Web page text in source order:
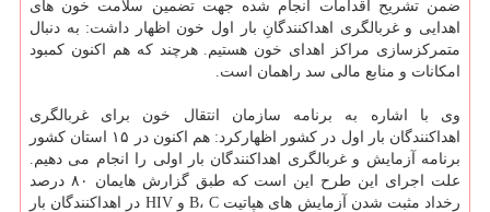
ضمن تشریح اقدامات انجام شده جهت تضمین سلامت خون های
اهدایی و غربالگری اهداكنندگانِ بار اول خون اظهار داشت: به دنبال
متمركزسازی مراكز اهدای خون هستیم. هرچند كه هم اكنون كمبود
امكانات و منابع مالی سد راهمان است.
وی با اشاره به برنامه سازمان انتقال خون برای غربالگری
اهداكنندگان بار اول در كشور اظهاركرد: هم اكنون در ۱۵ استان كشور
برنامه آزمایش و غربالگری اهداكنندگان بار اولی را انجام می دهیم.
علت اجرای این طرح این است كه طبق گزارش هایمان ۸۰ درصد
رخداد مثبت شدن آزمایش های هپاتیت B، C و HIV در اهداكنندگان بار